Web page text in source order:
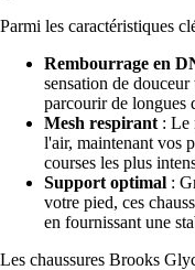
Parmi les caractéristiques
Rembourrage en
sensation de
parcourir de longues
Mesh respirant : Le
l'air, maintenant vos
courses les plus
Support optimal :
votre pied, ces
en fournissant une
Les chaussures Brooks